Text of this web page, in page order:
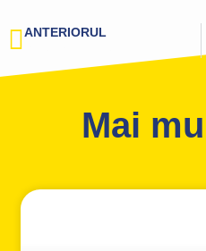
ANTERIORUL
Mai